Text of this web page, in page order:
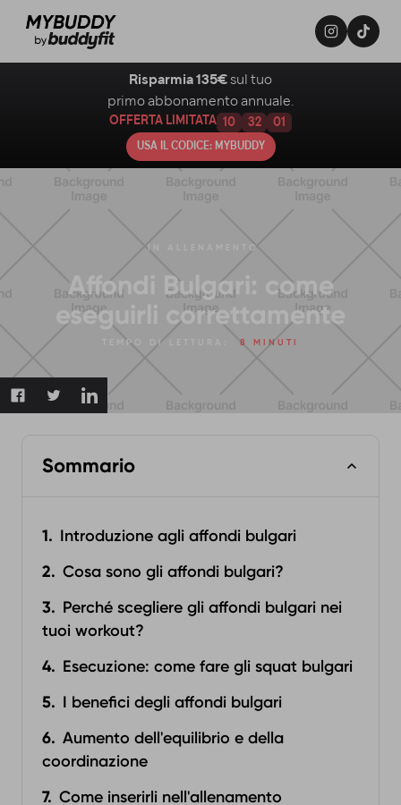
IN ALLENAMENTO
Affondi Bulgari: come
eseguirli correttamente
TEMPO DI LETTURA: 8 MINUTI
Sommario
Introduzione agli affondi bulgari
Cosa sono gli affondi bulgari?
Perché scegliere gli affondi bulgari nei
tuoi workout?
Esecuzione: come fare gli squat bulgari
I benefici degli affondi bulgari
Aumento dell'equilibrio e della
coordinazione
Come inserirli nell'allenamento
Risparmia 135€ sul tuo
primo abbonamento annuale.
OFFERTA LIMITATA 10 32 00
USA IL CODICE: MYBUDDY